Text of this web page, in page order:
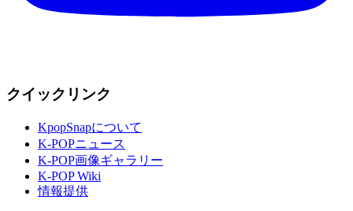
クイックリンク
KpopSnapについて
K-POPニュース
K-POP画像ギャラリー
K-POP Wiki
情報提供